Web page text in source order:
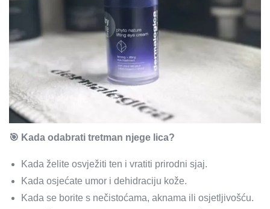
🎯 Kada odabrati tretman njege lica?
Kada želite osvježiti ten i vratiti prirodni sjaj.
Kada osjećate umor i dehidraciju kože.
Kada se borite s nečistoćama, aknama ili osjetljivošću.